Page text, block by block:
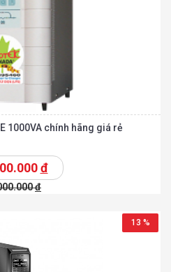
1000VA chính hãng giá rẻ
đ
đ
13 %